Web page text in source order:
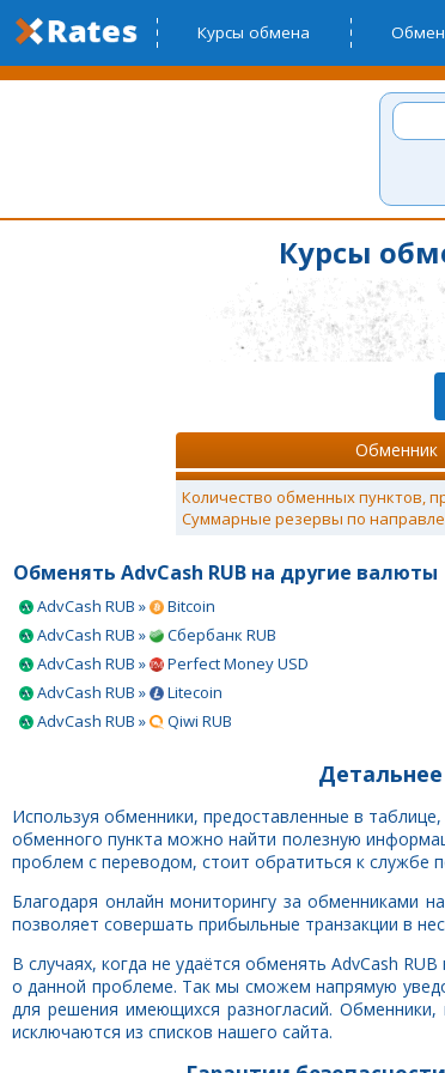
Курсы обмена
Курсы
Обменник
Количество обменных пунктов,
Суммарные резервы по
Обменять AdvCash RUB на другие валюты
AdvCash RUB »
Bitcoin
AdvCash RUB »
Сбербанк RUB
AdvCash RUB »
Perfect Money USD
AdvCash RUB »
Litecoin
AdvCash RUB »
Qiwi RUB
Используя обменники, предоставленные в
обменного пункта можно найти полезную
проблем с переводом, стоит обратиться к службе
Благодаря онлайн мониторингу за обменниками
позволяет совершать прибыльные транзакции в
В случаях, когда не удаётся обменять AdvCash
о данной проблеме. Так мы сможем напрямую
для решения имеющихся разногласий.
исключаются из списков нашего сайта.